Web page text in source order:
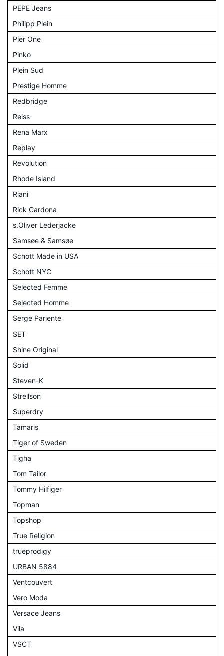
PEPE Jeans
Philipp Plein
Pier One
Pinko
Plein Sud
Prestige Homme
Redbridge
Reiss
Rena Marx
Replay
Revolution
Rhode Island
Riani
Rick Cardona
s.Oliver Lederjacke
Samsøe & Samsøe
Schott Made in USA
Schott NYC
Selected Femme
Selected Homme
Serge Pariente
SET
Shine Original
Solid
Steven-K
Strellson
Superdry
Tamaris
Tiger of Sweden
Tigha
Tom Tailor
Tommy Hilfiger
Topman
Topshop
True Religion
trueprodigy
URBAN 5884
Ventcouvert
Vero Moda
Versace Jeans
Vila
VSCT